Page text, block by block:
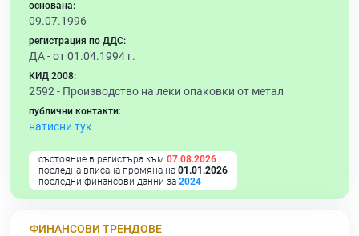
основана:
09.07.1996
регистрация по ДДС:
ДА - от 01.04.1994 г.
КИД 2008:
2592 - Производство на леки опаковки от метал
публични контакти:
натисни тук
състояние в регистъра към 07.08.2026
последна вписана промяна на 01.01.2026
последни финансови данни за 2024
ФИНАНСОВИ ТРЕНДОВЕ